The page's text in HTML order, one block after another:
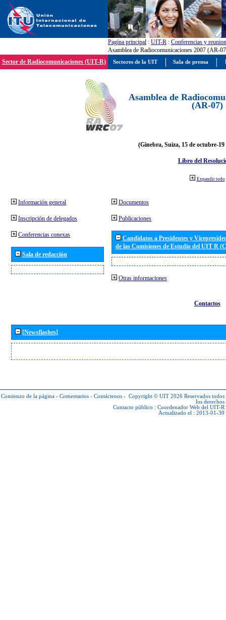
Pagína principal : UIT-R : Conferencias y
Asamblea de Radiocomunicaciones 2007 (AR-
Sector de Radiocomunicaciones (UIT-R)
Asamblea de
(AR-07)
(Ginebra, Suiza, 15 de octubre-19
Libro del
Expandir todo
Información general
Inscripción de delegados
Conferencias conexas
Sala de redacción
Documentos
Publicaciones
Candidatos a Presidentes y
de las Comisiones de Estudio del UIT R
Otras informaciones
Contactos
[Newsflashes]
Comienzo de la página - Comentarios - Contáctenos - Copyright © UIT 2026 Reservados todos
los derechos
Contacto público : Coordenador Web del UIT-R
Actualizado el : 2013-01-30
Sectores de la UIT Sala de prensa